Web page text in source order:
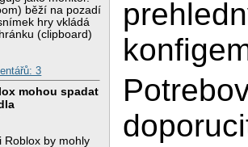
běží na pozadí
hry vkládá
(clipboard)
3
mohou spadat
Roblox by mohly